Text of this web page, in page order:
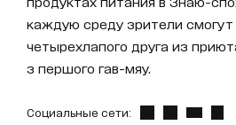
каждую среду зрители смогут
четырехлапого друга из
з першого гав-мяу.
Социальные сети: